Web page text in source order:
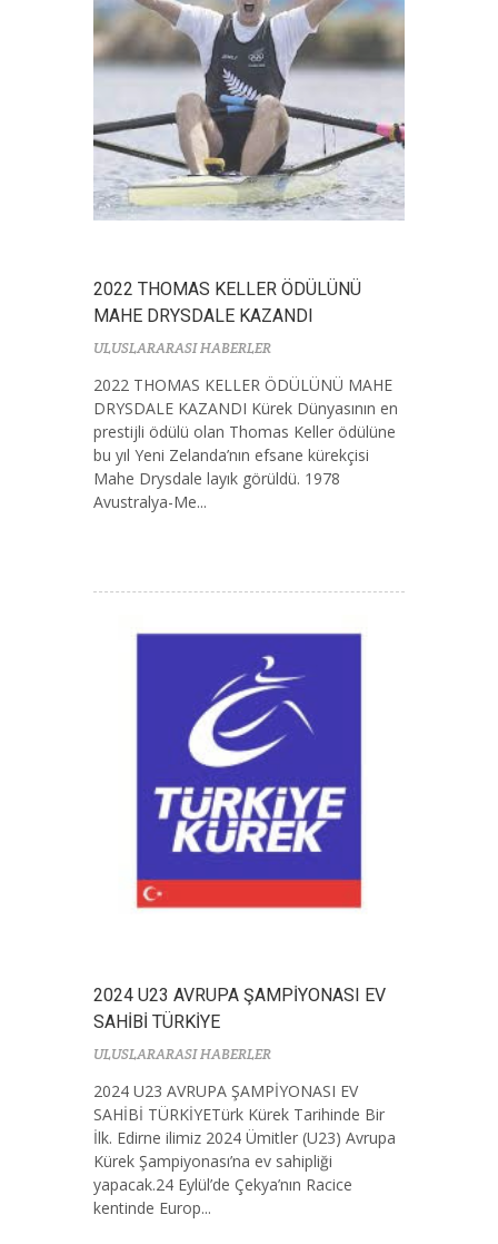
2022 THOMAS KELLER ÖDÜLÜNÜ
MAHE DRYSDALE KAZANDI
ULUSLARARASI HABERLER
2022 THOMAS KELLER ÖDÜLÜNÜ MAHE
DRYSDALE KAZANDI Kürek Dünyasının en
prestijli ödülü olan Thomas Keller ödülüne
bu yıl Yeni Zelanda’nın efsane kürekçisi
Mahe Drysdale layık görüldü. 1978
Avustralya-Me...
2024 U23 AVRUPA ŞAMPİYONASI EV
SAHİBİ TÜRKİYE
ULUSLARARASI HABERLER
2024 U23 AVRUPA ŞAMPİYONASI EV
SAHİBİ TÜRKİYETürk Kürek Tarihinde Bir
İlk. Edirne ilimiz 2024 Ümitler (U23) Avrupa
Kürek Şampiyonası’na ev sahipliği
yapacak.24 Eylül’de Çekya’nın Racice
kentinde Europ...